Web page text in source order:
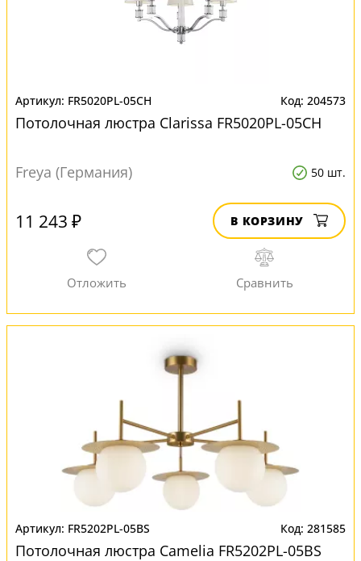
FR5020PL-05CH 204573
Потолочная люстра Clarissa FR5020PL-05CH
Freya (Германия) 50 шт.
11 243 ₽ В КОРЗИНУ
FR5202PL-05BS 281585
Потолочная люстра Camelia FR5202PL-05BS